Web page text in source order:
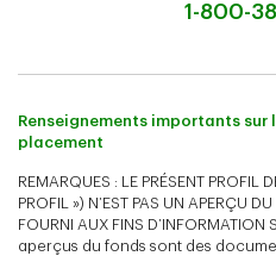
1-800-
Renseignements importants sur
placement
REMARQUES : LE PRÉSENT PROFIL
PROFIL ») N’EST PAS UN APERÇU
FOURNI AUX FINS
aperçus du fonds sont des